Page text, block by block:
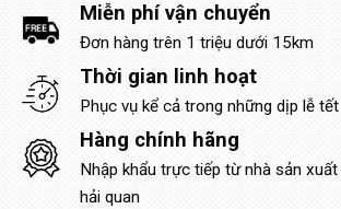
Miễn phí vận chuyển
Đơn hàng trên 1 triệu dưới 15km
Thời gian linh hoạt
Phục vụ kể cả trong những dịp lễ tết
Hàng chính hãng
Nhập khẩu trực tiếp từ nhà sản
hải quan